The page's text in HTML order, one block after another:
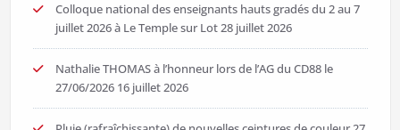
Colloque national des enseignants hauts gradés du 2 au 7
juillet 2026 à Le Temple sur Lot28 juillet 2026
Nathalie THOMAS à l’honneur lors de l’AG du CD88 le
27/06/2026 16 juillet 2026